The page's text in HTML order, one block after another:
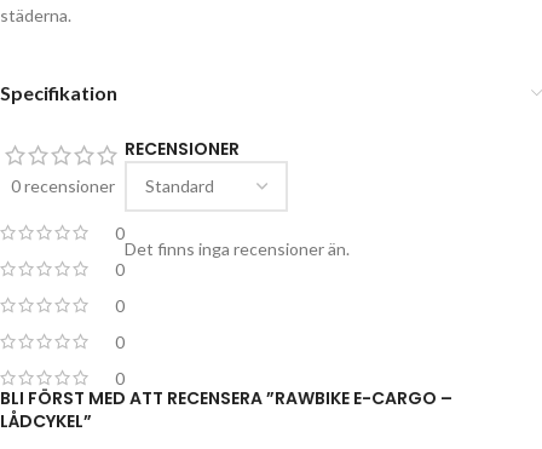
städerna.
Specifikation
0 recensioner
0
0
0
0
0
RECENSIONER
Det finns inga recensioner än.
BLI FÖRST MED ATT RECENSERA ”RAWBIKE E-CARGO –
LÅDCYKEL”